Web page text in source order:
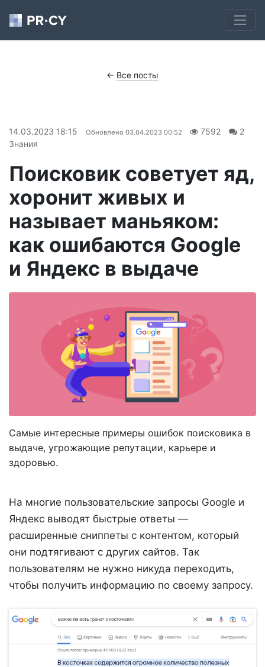
← Все посты
14.03.2023 18:15 Обновлено 03.04.2023 00:52 7592
2
Знания
Поисковик советует яд,
хоронит живых и
называет маньяком:
как ошибаются Google
и Яндекс в выдаче
Самые интересные примеры ошибок поисковика в
выдаче, угрожающие репутации, карьере и
здоровью.
На многие пользовательские запросы Google и
Яндекс выводят быстрые ответы —
расширенные сниппеты с контентом, который
они подтягивают с других сайтов. Так
пользователям не нужно никуда переходить,
чтобы получить информацию по своему запросу.